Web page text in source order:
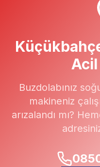
Buzdolabınız
makineniz
arızalandı mı?